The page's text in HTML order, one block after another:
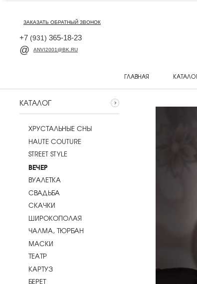
ЗАКАЗАТЬ ОБРАТНЫЙ ЗВОНОК
+7 (931) 365-18-23
ANVI2001@BK.RU
ГЛАВНАЯ
КАТАЛОГ
ХРУСТАЛЬНЫЕ СНЫ
HAUTE COUTURE
STREET STYLE
ВЕЧЕР
ВУАЛЕТКА
CВАДЬБА
СКАЧКИ
ШИРОКОПОЛАЯ
ЧАЛМА, ТЮРБАН
МАСКИ
ТЕАТР
КАРТУЗ
БЕРЕТ